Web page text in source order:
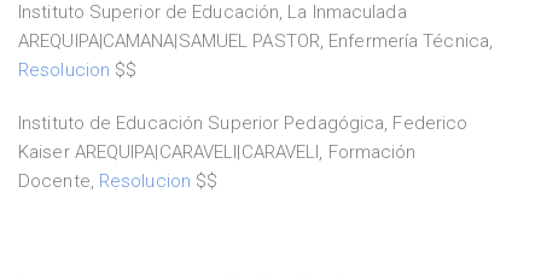
Instituto Superior de Educación, La Inmaculada
AREQUIPA|CAMANA|SAMUEL PASTOR, Enfermería Técnica,
Resolucion $$
Instituto de Educación Superior Pedagógica, Federico
Kaiser AREQUIPA|CARAVELI|CARAVELI, Formación
Docente, Resolucion $$